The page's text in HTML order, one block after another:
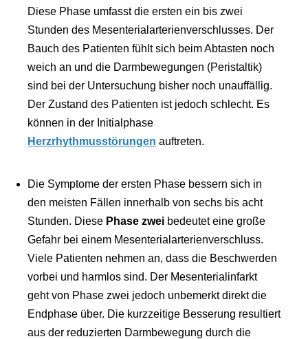
Diese Phase umfasst die ersten ein bis zwei
Stunden des Mesenterialarterienverschlusses. Der
Bauch des Patienten fühlt sich beim Abtasten noch
weich an und die Darmbewegungen (Peristaltik)
sind bei der Untersuchung bisher noch unauffällig.
Der Zustand des Patienten ist jedoch schlecht. Es
können in der Initialphase
Herzrhythmusstörungen auftreten.
Die Symptome der ersten Phase bessern sich in
den meisten Fällen innerhalb von sechs bis acht
Stunden. Diese Phase zwei bedeutet eine große
Gefahr bei einem Mesenterialarterienverschluss.
Viele Patienten nehmen an, dass die Beschwerden
vorbei und harmlos sind. Der Mesenterialinfarkt
geht von Phase zwei jedoch unbemerkt direkt die
Endphase über. Die kurzzeitige Besserung resultiert
aus der reduzierten Darmbewegung durch die